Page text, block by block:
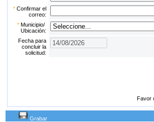
* Confirmar el
correo:
* Municipio/
Ubicación:
Fecha para
concluir la
solicitud:
Grabar